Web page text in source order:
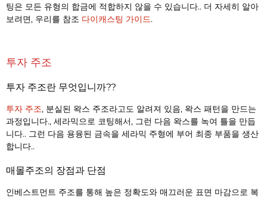
팅은 모든 유형의 합금에 적합하지 않을 수 있습니다.. 더 자세히 알아
보려면, 우리를 참조 다이캐스팅 가이드.
투자 주조
투자 주조란 무엇입니까??
투자 주조, 분실된 왁스 주조라고도 알려져 있음, 왁스 패턴을 만드는
과정입니다., 세라믹으로 코팅해서, 그런 다음 왁스를 녹여 틀을 만듭
니다.. 그런 다음 용융된 금속을 세라믹 주형에 부어 최종 부품을 생산
합니다..
매몰주조의 장점과 단점
인베스트먼트 주조를 통해 높은 정확도와 매끄러운 표면 마감으로 복